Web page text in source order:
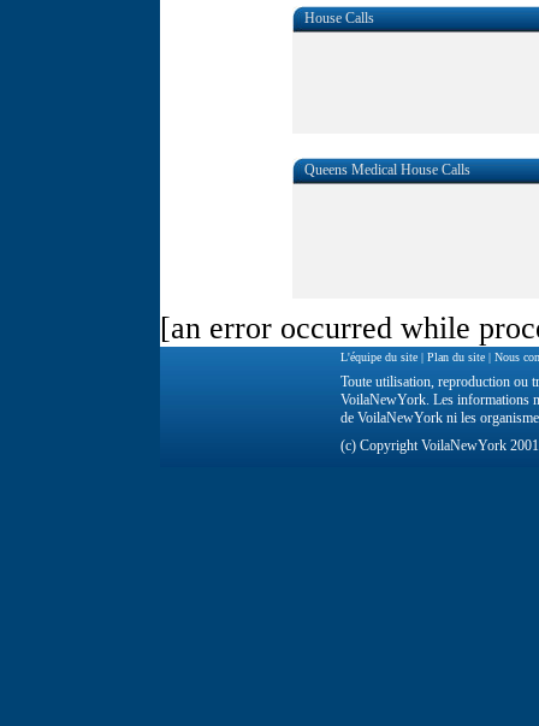
House Calls
Queens Medical House Calls
[an error occurred while
L'équipe du site | Plan du site | Nous
Toute utilisation, reproduction ou
VoilaNewYork. Les informations
de VoilaNewYork ni les
(c) Copyright VoilaNewYork